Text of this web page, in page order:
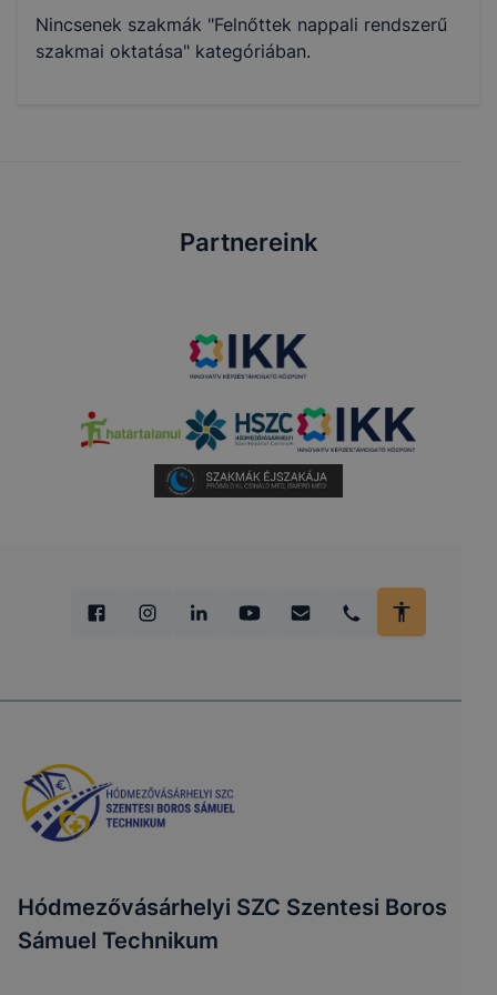
Nincsenek szakmák "Felnőttek nappali rendszerű
szakmai oktatása" kategóriában.
Partnereink
Hódmezővásárhelyi SZC Szentesi Boros
Sámuel Technikum